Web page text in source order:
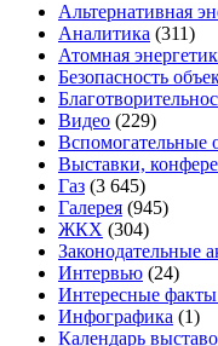
Альтернативная
Аналитика (311)
Атомная
Безопасность
Видео (229)
Вспомогательные
Выставки,
Газ (3 645)
Галерея (945)
ЖКХ (304)
Законодательные
Интервью (24)
Интересные факты
Инфографика (1)
Календарь